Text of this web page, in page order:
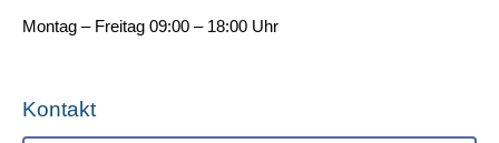
Montag – Freitag 09:00 – 18:00 Uhr
Kontakt